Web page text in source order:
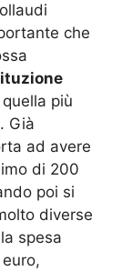
che
quella più
Già
ad avere
di 200
poi si
diverse
spesa